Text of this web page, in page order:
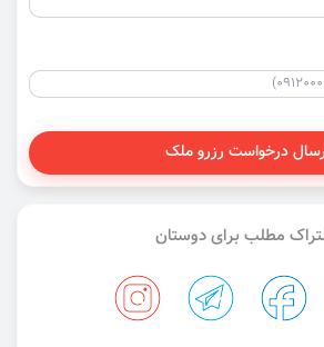
درخواست رزرو ملک
مطلب برای دوستان